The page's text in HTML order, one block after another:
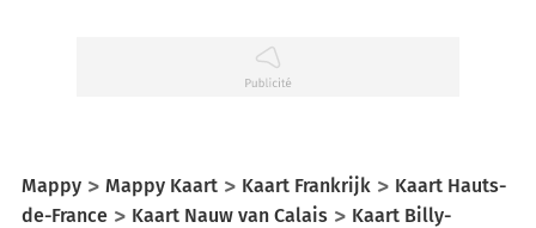
Mappy Mappy Kaart Kaart Frankrijk
Kaart Hauts-
de-France
Kaart Nauw van Calais
Kaart Billy-